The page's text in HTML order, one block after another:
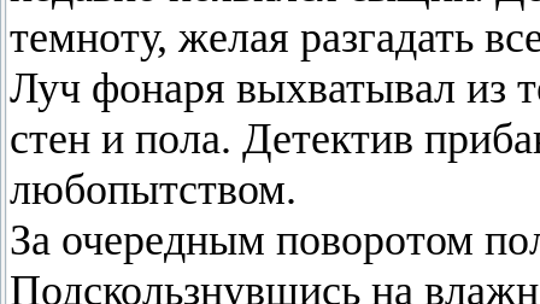
темноту, желая разгадать
Луч фонаря выхватывал из
стен и пола. Детектив
любопытством.
За очередным поворотом
Подскользнувшись на